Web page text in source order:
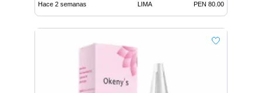
Hace 2 semanas LIMA PEN 80.00